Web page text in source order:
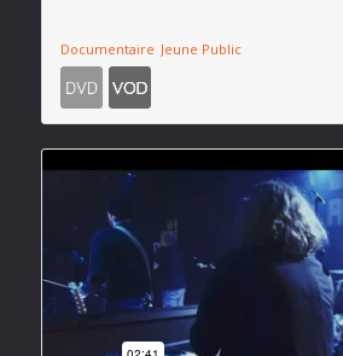
Documentaire Jeune Public